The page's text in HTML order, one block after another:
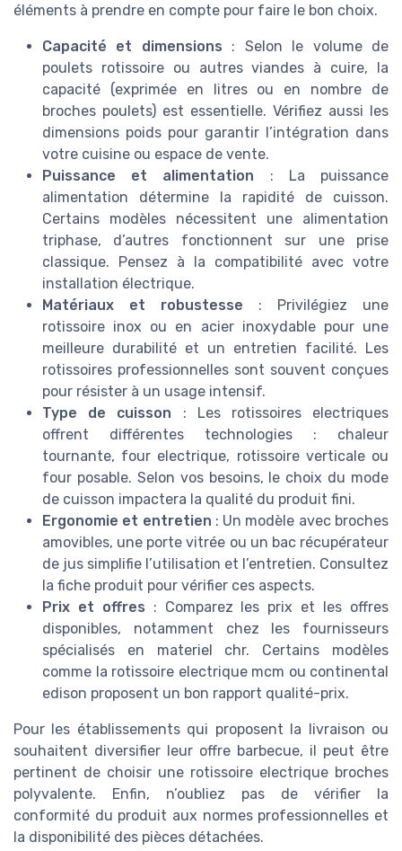
éléments à prendre en compte pour faire le bon choix.
Capacité et dimensions : Selon le volume de
poulets rotissoire ou autres viandes à cuire, la
capacité (exprimée en litres ou en nombre de
broches poulets) est essentielle. Vérifiez aussi les
dimensions poids pour garantir l’intégration dans
votre cuisine ou espace de vente.
Puissance et alimentation : La puissance
alimentation détermine la rapidité de cuisson.
Certains modèles nécessitent une alimentation
triphase, d’autres fonctionnent sur une prise
classique. Pensez à la compatibilité avec votre
installation électrique.
Matériaux et robustesse : Privilégiez une
rotissoire inox ou en acier inoxydable pour une
meilleure durabilité et un entretien facilité. Les
rotissoires professionnelles sont souvent conçues
pour résister à un usage intensif.
Type de cuisson : Les rotissoires electriques
offrent différentes technologies : chaleur
tournante, four electrique, rotissoire verticale ou
four posable. Selon vos besoins, le choix du mode
de cuisson impactera la qualité du produit fini.
Ergonomie et entretien : Un modèle avec broches
amovibles, une porte vitrée ou un bac récupérateur
de jus simplifie l’utilisation et l’entretien. Consultez
la fiche produit pour vérifier ces aspects.
Prix et offres : Comparez les prix et les offres
disponibles, notamment chez les fournisseurs
spécialisés en materiel chr. Certains modèles
comme la rotissoire electrique mcm ou continental
edison proposent un bon rapport qualité-prix.
Pour les établissements qui proposent la livraison ou
souhaitent diversifier leur offre barbecue, il peut être
pertinent de choisir une rotissoire electrique broches
polyvalente. Enfin, n’oubliez pas de vérifier la
conformité du produit aux normes professionnelles et
la disponibilité des pièces détachées.